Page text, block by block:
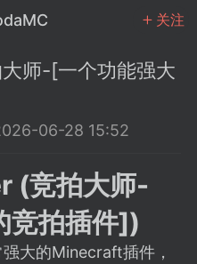
关注
SodaMC
师-[一个功能强大
06-28 15:52
(竞拍大师-
竞拍插件])
大的Minecraft插件，